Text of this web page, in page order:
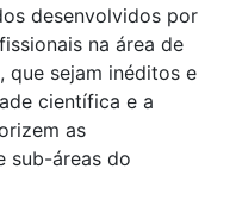
desenvolvidos por
na área de
que sejam inéditos e
científica e a
as
sub-áreas do